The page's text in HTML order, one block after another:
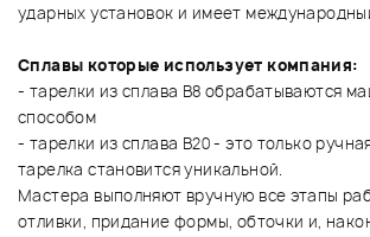
ударных установок и имеет
Сплавы которые использует компания:
- тарелки из сплава В8 обрабатываются
способом
- тарелки из сплава В20 - это только
тарелка становится уникальной.
Мастера выполняют вручную все этапы
отливки, придание формы, обточки и,